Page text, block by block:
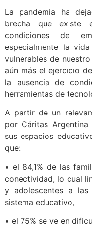
La pandemia ha
brecha que existe
condiciones de
especialmente la
vulnerables de
aún más el ejercicio
la ausencia de
herramientas de
A partir de un
por Cáritas
sus espacios
que:
• el 84,1% de las
conectividad, lo cual
y adolescentes a
sistema educativo,
• el 75% se ve en